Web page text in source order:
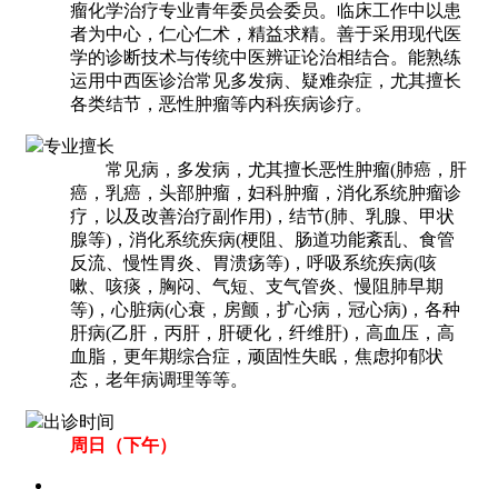
瘤化学治疗专业青年委员会委员。临床工作中以患
者为中心，仁心仁术，精益求精。善于采用现代医
学的诊断技术与传统中医辨证论治相结合。能熟练
运用中西医诊治常见多发病、疑难杂症，尤其擅长
各类结节，恶性肿瘤等内科疾病诊疗。
专业擅长
常见病，多发病，尤其擅长恶性肿瘤(肺癌，肝
癌，乳癌，头部肿瘤，妇科肿瘤，消化系统肿瘤诊
疗，以及改善治疗副作用)，结节(肺、乳腺、甲状
腺等)，消化系统疾病(梗阻、肠道功能紊乱、食管
反流、慢性胃炎、胃溃疡等)，呼吸系统疾病(咳
嗽、咳痰，胸闷、气短、支气管炎、慢阻肺早期
等)，心脏病(心衰，房颤，扩心病，冠心病)，各种
肝病(乙肝，丙肝，肝硬化，纤维肝)，高血压，高
血脂，更年期综合症，顽固性失眠，焦虑抑郁状
态，老年病调理等等。
出诊时间
周日（下午）